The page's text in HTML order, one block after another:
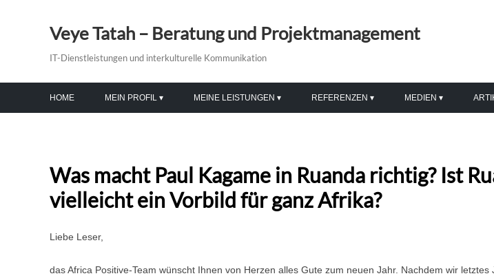
Veye Tatah – Beratung und Projektmanagement
IT-Dienstleistungen und interkulturelle Kommunikation
HOME MEIN PROFIL MEINE LEISTUNGEN
PR-BERATUNG & TRAINING
BILDUNG & INTEGRATION
IT-DIENSTLEISTUNGEN
REFERENZEN
PR-BERATUNG & TRAINING
IT-DIENSTLEISTUNGEN
MEDIEN
PDFS
Was macht Paul Kagame in Ruanda richtig? Ist
vielleicht ein Vorbild für ganz Afrika?
Liebe Leser,
das Africa Positive-Team wünscht Ihnen von Herzen alles Gute zum neuen Jahr. Nachdem wir